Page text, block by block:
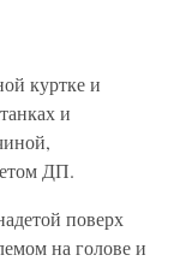
куртке и
и
ДП.
поверх
на голове и